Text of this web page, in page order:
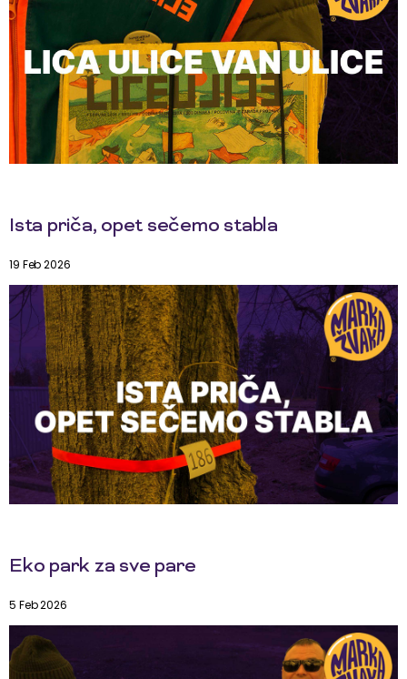
Ista priča, opet sečemo stabla
19 Feb 2026
Eko park za sve pare
5 Feb 2026